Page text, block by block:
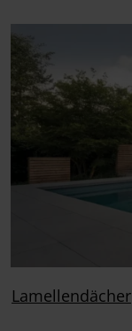
Lamellendächer